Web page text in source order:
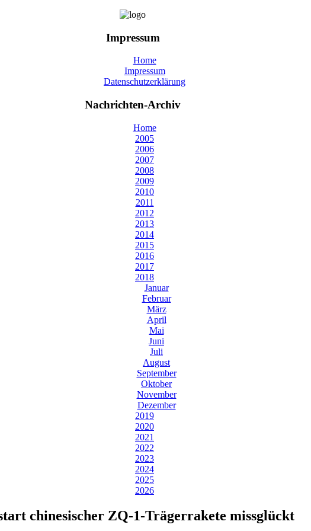
Impressum
Home
Impressum
Datenschutzerklärung
Nachrichten-Archiv
Home
2005
2006
2007
2008
2009
2010
2011
2012
2013
2014
2015
2016
2017
2018
Januar
Februar
März
April
Mai
Juni
Juli
August
September
Oktober
November
Dezember
2019
2020
2021
2022
2023
2024
2025
2026
chinesischer ZQ-1-Trägerrakete missglückt